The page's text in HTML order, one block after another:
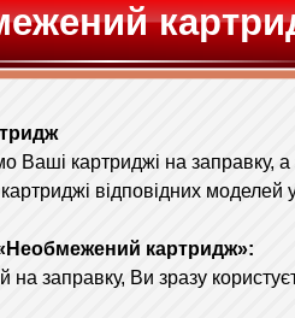
картриджі на заправку, а
відповідних моделей у
картридж»:
заправку, Ви зразу